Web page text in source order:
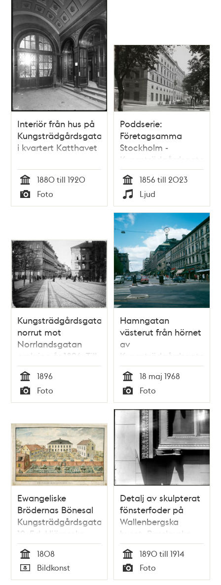
Interiör från hus på
Kungsträdgårdsgatan
i kvartert Katthavet
Tid
1880 till 1920
Typ
Foto
Poddserie:
Företagsamma
Stockholm -
Kungsträdgårdsgatan
8, SEB
Tid
1856 till 2023
Typ
Ljud
Kungsträdgårdsgatan
norrut mot
Norrlandsgatan
omkring år 1896. Till
vänster
Kungsträdgården.
Tid
1896
Typ
Foto
Hamngatan
västerut från hörnet
av
Kungsträdgårdsgatan.
Sagerska husen
närmast
Tid
18 maj 1968
Typ
Foto
Ewangeliske
Brödernas Bönesal
Kungsträdgårdsgatan
12. F.d. Hiärneska
gården
Tid
1808
Typ
Bildkonst
Detalj av skulpterat
fönsterfoder på
Wallenbergska
huset, Barclayska
huset, på
Kungsträdgårdsgatan
14
Tid
1890 till 1914
Typ
Foto